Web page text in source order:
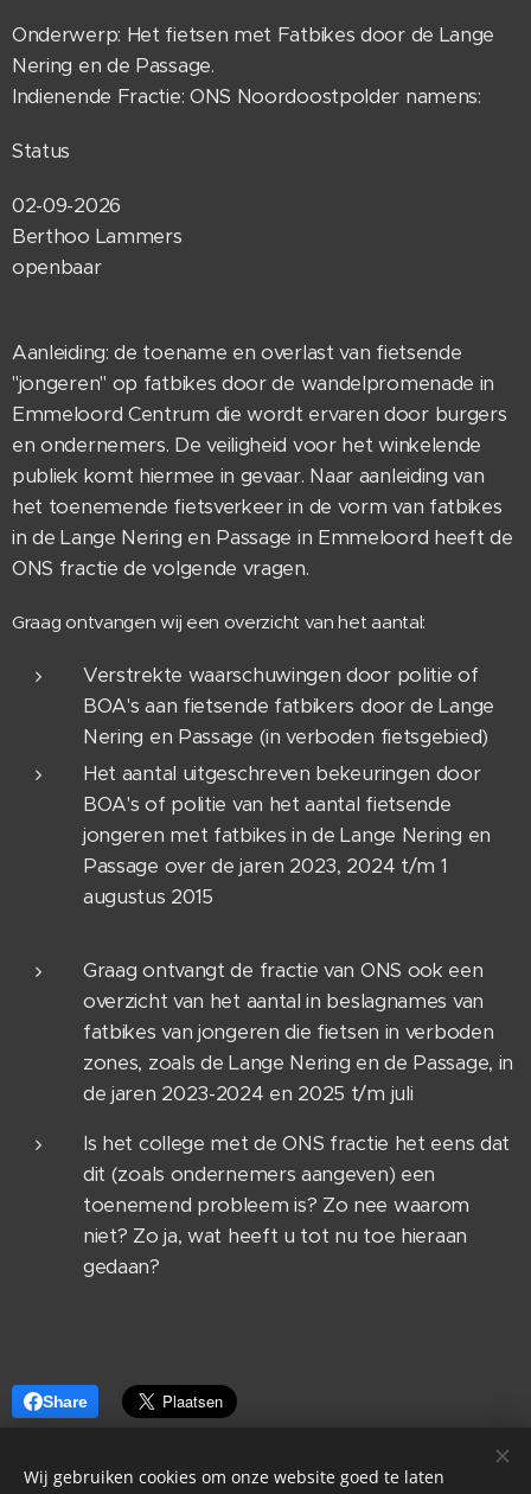
Onderwerp: Het fietsen met Fatbikes door de Lange
Nering en de Passage.
Indienende Fractie: ONS Noordoostpolder namens:
Status
02-09-2026
Berthoo Lammers
openbaar
Aanleiding: de toename en overlast van fietsende
"jongeren" op fatbikes door de wandelpromenade in
Emmeloord Centrum die wordt ervaren door burgers
en ondernemers. De veiligheid voor het winkelende
publiek komt hiermee in gevaar. Naar aanleiding van
het toenemende fietsverkeer in de vorm van fatbikes
in de Lange Nering en Passage in Emmeloord heeft de
ONS fractie de volgende vragen.
Graag ontvangen wij een overzicht van het aantal:
Verstrekte waarschuwingen door politie of
BOA's aan fietsende fatbikers door de Lange
Nering en Passage (in verboden fietsgebied)
Het aantal uitgeschreven bekeuringen door
BOA's of politie van het aantal fietsende
jongeren met fatbikes in de Lange Nering en
Passage over de jaren 2023, 2024 t/m 1
augustus 2015
Graag ontvangt de fractie van ONS ook een
overzicht van het aantal in beslagnames van
fatbikes van jongeren die fietsen in verboden
zones, zoals de Lange Nering en de Passage, in
de jaren 2023-2024 en 2025 t/m juli
Is het college met de ONS fractie het eens dat
dit (zoals ondernemers aangeven) een
toenemend probleem is? Zo nee waarom
niet? Zo ja, wat heeft u tot nu toe hieraan
gedaan?
Share
Wij gebruiken cookies om onze website goed te laten